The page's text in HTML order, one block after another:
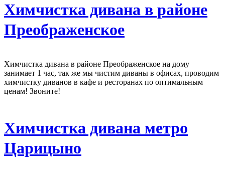
Химчистка дивана в районе
Преображенское
Химчистка дивана в районе Преображенское на дому
занимает 1 час, так же мы чистим диваны в офисах, проводим
химчистку диванов в кафе и ресторанах по оптимальным
ценам! Звоните!
Химчистка дивана метро
Царицыно